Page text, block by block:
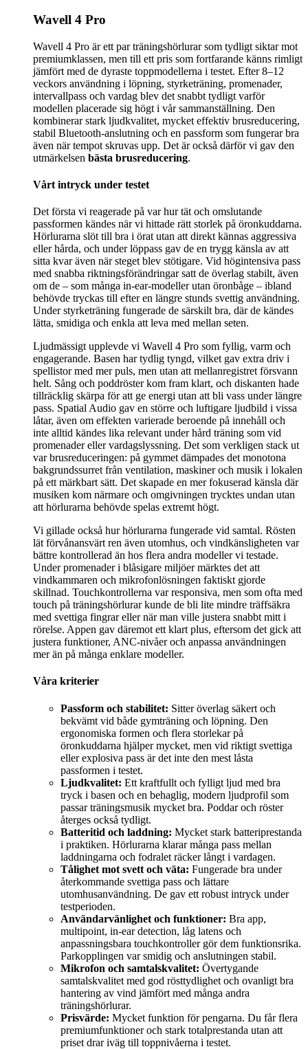
Wavell 4 Pro
Wavell 4 Pro är ett par träningshörlurar som tydligt siktar mot
premiumklassen, men till ett pris som fortfarande känns rimligt
jämfört med de dyraste toppmodellerna i testet. Efter 8–12
veckors användning i löpning, styrketräning, promenader,
intervallpass och vardag blev det snabbt tydligt varför
modellen placerade sig högt i vår sammanställning. Den
kombinerar stark ljudkvalitet, mycket effektiv brusreducering,
stabil Bluetooth-anslutning och en passform som fungerar bra
även när tempot skruvas upp. Det är också därför vi gav den
utmärkelsen bästa brusreducering.
Vårt intryck under testet
Det första vi reagerade på var hur tät och omslutande
passformen kändes när vi hittade rätt storlek på öronkuddarna.
Hörlurarna slöt till bra i örat utan att direkt kännas aggressiva
eller hårda, och under löppass gav de en trygg känsla av att
sitta kvar även när steget blev stötigare. Vid högintensiva pass
med snabba riktningsförändringar satt de överlag stabilt, även
om de – som många in-ear-modeller utan öronbåge – ibland
behövde tryckas till efter en längre stunds svettig användning.
Under styrketräning fungerade de särskilt bra, där de kändes
lätta, smidiga och enkla att leva med mellan seten.
Ljudmässigt upplevde vi Wavell 4 Pro som fyllig, varm och
engagerande. Basen har tydlig tyngd, vilket gav extra driv i
spellistor med mer puls, men utan att mellanregistret försvann
helt. Sång och poddröster kom fram klart, och diskanten hade
tillräcklig skärpa för att ge energi utan att bli vass under längre
pass. Spatial Audio gav en större och luftigare ljudbild i vissa
låtar, även om effekten varierade beroende på innehåll och
inte alltid kändes lika relevant under hård träning som vid
promenader eller vardagslyssning. Det som verkligen stack ut
var brusreduceringen: på gymmet dämpades det monotona
bakgrundssurret från ventilation, maskiner och musik i lokalen
på ett märkbart sätt. Det skapade en mer fokuserad känsla där
musiken kom närmare och omgivningen trycktes undan utan
att hörlurarna behövde spelas extremt högt.
Vi gillade också hur hörlurarna fungerade vid samtal. Rösten
lät förvånansvärt ren även utomhus, och vindkänsligheten var
bättre kontrollerad än hos flera andra modeller vi testade.
Under promenader i blåsigare miljöer märktes det att
vindkammaren och mikrofonlösningen faktiskt gjorde
skillnad. Touchkontrollerna var responsiva, men som ofta med
touch på träningshörlurar kunde de bli lite mindre träffsäkra
med svettiga fingrar eller när man ville justera snabbt mitt i
rörelse. Appen gav däremot ett klart plus, eftersom det gick att
justera funktioner, ANC-nivåer och anpassa användningen
mer än på många enklare modeller.
Våra kriterier
Passform och stabilitet: Sitter överlag säkert och
bekvämt vid både gymträning och löpning. Den
ergonomiska formen och flera storlekar på
öronkuddarna hjälper mycket, men vid riktigt svettiga
eller explosiva pass är det inte den mest låsta
passformen i testet.
Ljudkvalitet: Ett kraftfullt och fylligt ljud med bra
tryck i basen och en behaglig, modern ljudprofil som
passar träningsmusik mycket bra. Poddar och röster
återges också tydligt.
Batteritid och laddning: Mycket stark batteriprestanda
i praktiken. Hörlurarna klarar många pass mellan
laddningarna och fodralet räcker långt i vardagen.
Tålighet mot svett och väta: Fungerade bra under
återkommande svettiga pass och lättare
utomhusanvändning. De gav ett robust intryck under
testperioden.
Användarvänlighet och funktioner: Bra app,
multipoint, in-ear detection, låg latens och
anpassningsbara touchkontroller gör dem funktionsrika.
Parkopplingen var smidig och anslutningen stabil.
Mikrofon och samtalskvalitet: Övertygande
samtalskvalitet med god rösttydlighet och ovanligt bra
hantering av vind jämfört med många andra
träningshörlurar.
Prisvärde: Mycket funktion för pengarna. Du får flera
premiumfunktioner och stark totalprestanda utan att
priset drar iväg till toppnivåerna i testet.